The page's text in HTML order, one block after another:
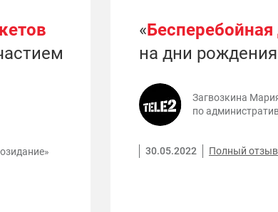
«Бесперебойная
на дни
Загвозкина
по
30.05.2022 Полный отзыв